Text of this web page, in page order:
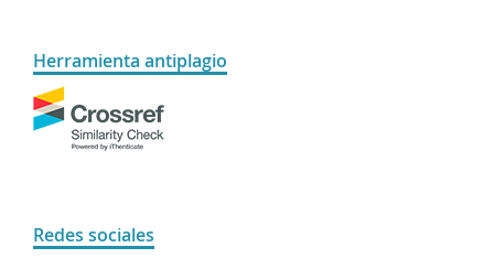
Herramienta antiplagio
Redes sociales